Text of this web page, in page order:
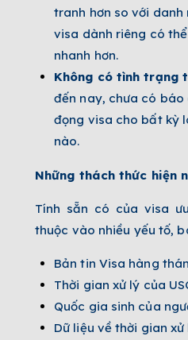
tranh hơn so với
visa dành riêng có
nhanh hơn.
Không có tình trạng
đến nay, chưa có
đọng visa cho bất kỳ
nào.
Những thách thức hiện
Tính sẵn có của visa
thuộc vào nhiều yếu tố,
Bản tin Visa hàng
Thời gian xử lý của
Quốc gia sinh của
Dữ liệu về thời gian